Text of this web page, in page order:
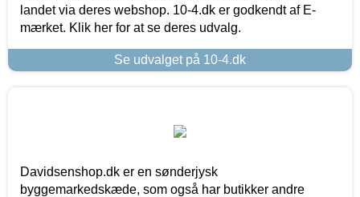
landet via deres webshop. 10-4.dk er godkendt af E-
mærket. Klik her for at se deres udvalg.
Se udvalget på 10-4.dk
Davidsenshop.dk er en sønderjysk
byggemarkedskæde, som også har butikker andre